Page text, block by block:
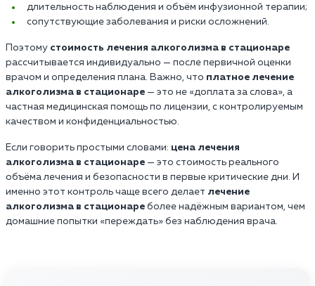
длительность наблюдения и объём инфузионной терапии;
сопутствующие заболевания и риски осложнений.
Поэтому стоимость лечения алкоголизма в стационаре
рассчитывается индивидуально — после первичной оценки
врачом и определения плана. Важно, что платное лечение
алкоголизма в стационаре — это не «доплата за слова», а
частная медицинская помощь по лицензии, с контролируемым
качеством и конфиденциальностью.
Если говорить простыми словами: цена лечения
алкоголизма в стационаре — это стоимость реального
объёма лечения и безопасности в первые критические дни. И
именно этот контроль чаще всего делает лечение
алкоголизма в стационаре более надёжным вариантом, чем
домашние попытки «переждать» без наблюдения врача.